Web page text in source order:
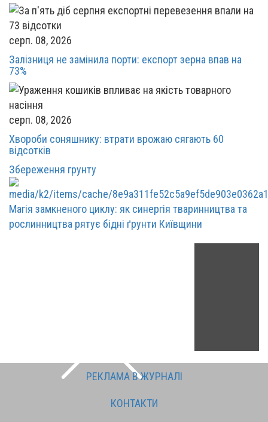
серп. 08, 2026
Залізниця не замінила порти: експорт зерна впав на
73%
серп. 08, 2026
Хвороби соняшнику: втрати врожаю сягають 60
відсотків
Збереження грунту
Магія замкненого циклу: як синергія тваринництва та
рослинництва рятує бідні ґрунти Київщини
РЕКЛАМА В ЖУРНАЛІ
КОНТАКТИ